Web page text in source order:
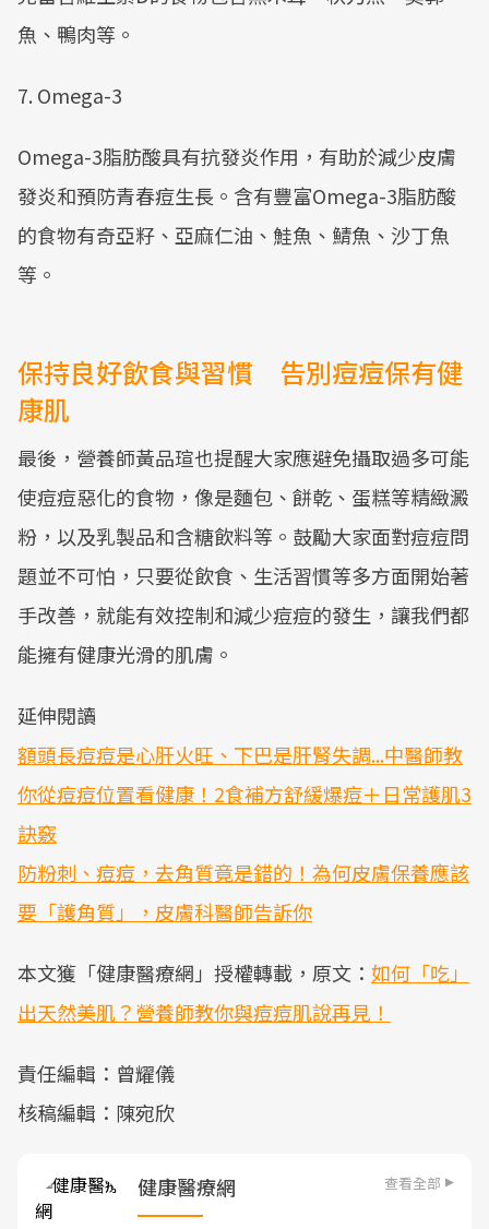
魚、鴨肉等。
7. Omega-3
Omega-3脂肪酸具有抗發炎作用，有助於減少皮膚
發炎和預防青春痘生長。含有豐富Omega-3脂肪酸
的食物有奇亞籽、亞麻仁油、鮭魚、鯖魚、沙丁魚
等。
保持良好飲食與習慣 告別痘痘保有健
康肌
最後，營養師黃品瑄也提醒大家應避免攝取過多可能
使痘痘惡化的食物，像是麵包、餅乾、蛋糕等精緻澱
粉，以及乳製品和含糖飲料等。鼓勵大家面對痘痘問
題並不可怕，只要從飲食、生活習慣等多方面開始著
手改善，就能有效控制和減少痘痘的發生，讓我們都
能擁有健康光滑的肌膚。
延伸閱讀
額頭長痘痘是心肝火旺、下巴是肝腎失調...中醫師教
你從痘痘位置看健康！2食補方舒緩爆痘＋日常護肌3
訣竅
防粉刺、痘痘，去角質竟是錯的！為何皮膚保養應該
要「護角質」，皮膚科醫師告訴你
本文獲「健康醫療網」授權轉載，原文： 如何「吃」
出天然美肌？營養師教你與痘痘肌說再見！
責任編輯：曾耀儀
核稿編輯：陳宛欣
健康醫療網 查看全部